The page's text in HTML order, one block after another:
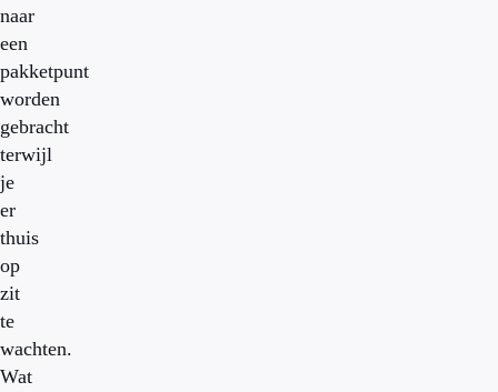
naar
een
pakketpunt
worden
gebracht
terwijl
je
er
thuis
op
zit
te
wachten.
Wat